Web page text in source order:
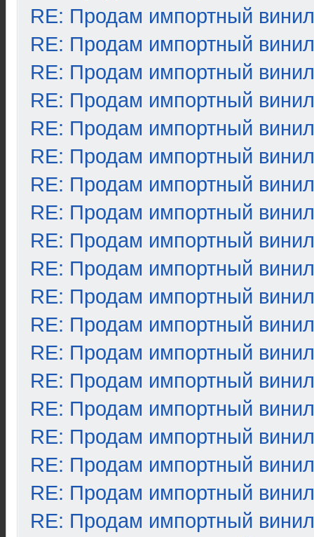
RE: Продам импортный винил
RE: Продам импортный винил
RE: Продам импортный винил
RE: Продам импортный винил
RE: Продам импортный винил
RE: Продам импортный винил
RE: Продам импортный винил
RE: Продам импортный винил
RE: Продам импортный винил
RE: Продам импортный винил
RE: Продам импортный винил
RE: Продам импортный винил
RE: Продам импортный винил
RE: Продам импортный винил
RE: Продам импортный винил
RE: Продам импортный винил
RE: Продам импортный винил
RE: Продам импортный винил
RE: Продам импортный винил